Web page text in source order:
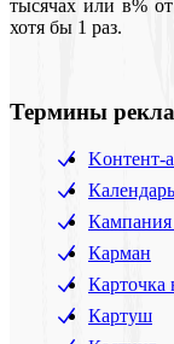
тысячах или в%
хотя бы 1 раз.
Термины
Koнтент-
Календарь
Кампания
Карман
Карточка
Картуш